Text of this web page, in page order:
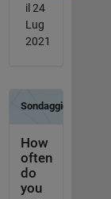
il 24
Lug
2021